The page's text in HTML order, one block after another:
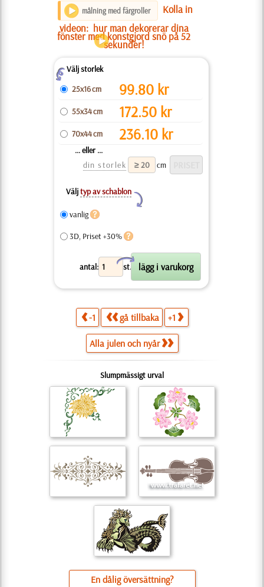
målning med färgroller
Kolla in
videon: hur man dekorerar dina
fönster med konstgjord snö på 52
sekunder!
ZVälj storlek
25x16 cm
99.80 kr
55x34 cm 172.50 kr
70x44 cm 236.10 kr
... eller ...
din storlek
cm
Väljtyp av schablon
Y
vanlig
3D, Priset +30%
antal: st.
X
-1 gå tillbaka +1
Alla julen och nyår
Slumpmässigt urval
En dålig översättning?